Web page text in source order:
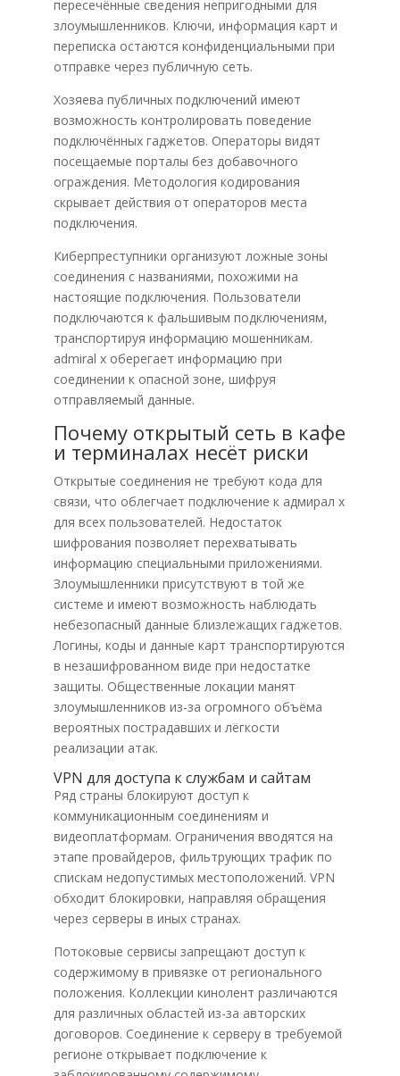
пересечённые сведения непригодными для
злоумышленников. Ключи, информация карт и
переписка остаются конфиденциальными при
отправке через публичную сеть.
Хозяева публичных подключений имеют
возможность контролировать поведение
подключённых гаджетов. Операторы видят
посещаемые порталы без добавочного
ограждения. Методология кодирования
скрывает действия от операторов места
подключения.
Киберпреступники организуют ложные зоны
соединения с названиями, похожими на
настоящие подключения. Пользователи
подключаются к фальшивым подключениям,
транспортируя информацию мошенникам.
admiral x оберегает информацию при
соединении к опасной зоне, шифруя
отправляемый данные.
Почему открытый сеть в кафе
и терминалах несёт риски
Открытые соединения не требуют кода для
связи, что облегчает подключение к адмирал х
для всех пользователей. Недостаток
шифрования позволяет перехватывать
информацию специальными приложениями.
Злоумышленники присутствуют в той же
системе и имеют возможность наблюдать
небезопасный данные близлежащих гаджетов.
Логины, коды и данные карт транспортируются
в незашифрованном виде при недостатке
защиты. Общественные локации манят
злоумышленников из-за огромного объёма
вероятных пострадавших и лёгкости
реализации атак.
VPN для доступа к службам и сайтам
Ряд страны блокируют доступ к
коммуникационным соединениям и
видеоплатформам. Ограничения вводятся на
этапе провайдеров, фильтрующих трафик по
спискам недопустимых местоположений. VPN
обходит блокировки, направляя обращения
через серверы в иных странах.
Потоковые сервисы запрещают доступ к
содержимому в привязке от регионального
положения. Коллекции кинолент различаются
для различных областей из-за авторских
договоров. Соединение к серверу в требуемой
регионе открывает подключение к